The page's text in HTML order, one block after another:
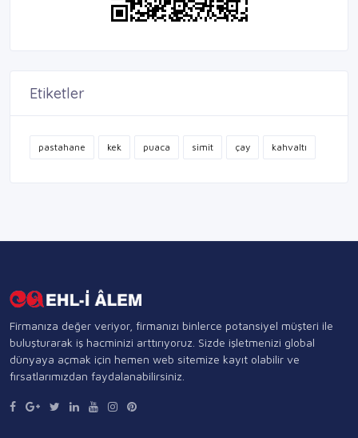
Etiketler
pastahane kek puaca simit çay kahvaltı
Firmanıza değer veriyor, firmanızı binlerce potansiyel müşteri ile
buluşturarak iş hacminizi arttırıyoruz. Sizde işletmenizi global
dünyaya açmak için hemen web sitemize kayıt olabilir ve
fırsatlarımızdan faydalanabilirsiniz.